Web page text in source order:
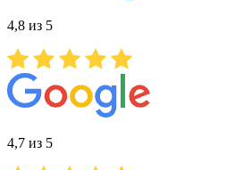
4,8 из 5
4,7 из 5